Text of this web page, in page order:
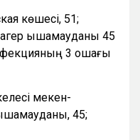
көшесі, 51;
ықшамауданы 45
3 ошағы
мекен-
45;